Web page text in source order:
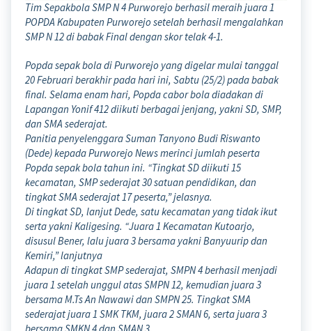
Tim Sepakbola SMP N 4 Purworejo berhasil meraih juara 1
POPDA Kabupaten Purworejo setelah berhasil mengalahkan
SMP N 12 di babak Final dengan skor telak 4-1.
Popda sepak bola di Purworejo yang digelar mulai tanggal
20 Februari berakhir pada hari ini, Sabtu (25/2) pada babak
final. Selama enam hari, Popda cabor bola diadakan di
Lapangan Yonif 412 diikuti berbagai jenjang, yakni SD, SMP,
dan SMA sederajat.
Panitia penyelenggara Suman Tanyono Budi Riswanto
(Dede) kepada Purworejo News merinci jumlah peserta
Popda sepak bola tahun ini. “Tingkat SD diikuti 15
kecamatan, SMP sederajat 30 satuan pendidikan, dan
tingkat SMA sederajat 17 peserta,” jelasnya.
Di tingkat SD, lanjut Dede, satu kecamatan yang tidak ikut
serta yakni Kaligesing. “Juara 1 Kecamatan Kutoarjo,
disusul Bener, lalu juara 3 bersama yakni Banyuurip dan
Kemiri,” lanjutnya
Adapun di tingkat SMP sederajat, SMPN 4 berhasil menjadi
juara 1 setelah unggul atas SMPN 12, kemudian juara 3
bersama M.Ts An Nawawi dan SMPN 25. Tingkat SMA
sederajat juara 1 SMK TKM, juara 2 SMAN 6, serta juara 3